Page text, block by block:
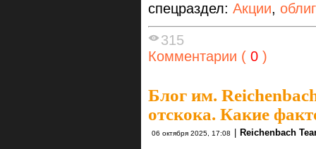
спецраздел: Акции,
315
Комментарии ( 0 )
Блог им.
отскока. Какие
06 октября 2025, 17:08 | Reichenbach